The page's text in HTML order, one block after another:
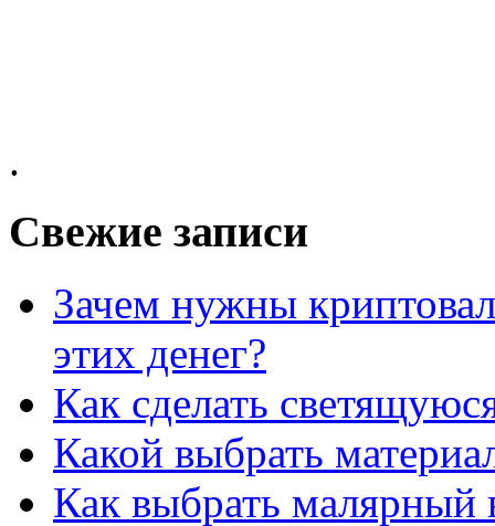
.
Свежие записи
Зачем нужны
этих денег?
Как сделать
Какой выбрать
Как выбрать малярный